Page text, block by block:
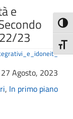
e
23
27 Agosto, 2023
, In primo piano